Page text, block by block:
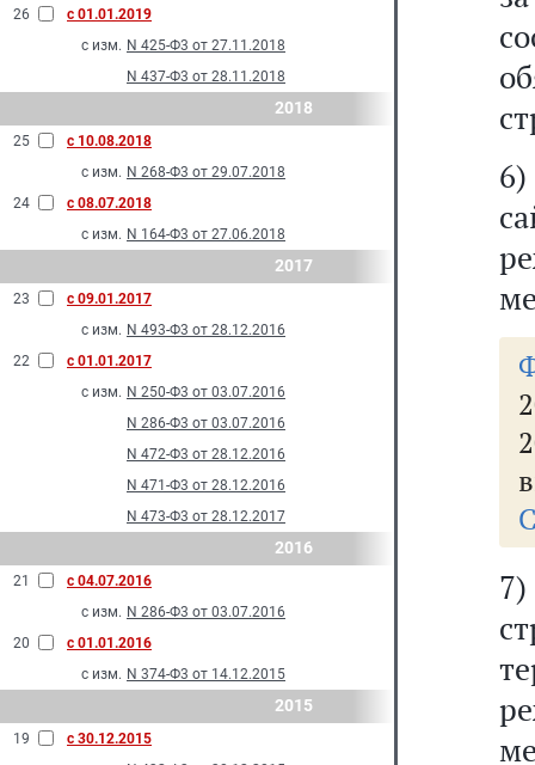
26
с 01.01.2019
с изм. N 425-Ф3 от 27.11.2018
N 437-Ф3 от 28.11.2018
2018
25
с 10.08.2018
с изм. N 268-Ф3 от 29.07.2018
24
с 08.07.2018
с изм. N 164-Ф3 от 27.06.2018
2017
23
с 09.01.2017
с изм. N 493-Ф3 от 28.12.2016
22
с 01.01.2017
с изм. N 250-Ф3 от 03.07.2016
N 286-Ф3 от 03.07.2016
N 472-Ф3 от 28.12.2016
N 471-Ф3 от 28.12.2016
N 473-Ф3 от 28.12.2017
2016
21
с 04.07.2016
с изм. N 286-Ф3 от 03.07.2016
20
с 01.01.2016
с изм. N 374-Ф3 от 14.12.2015
2015
19
с 30.12.2015